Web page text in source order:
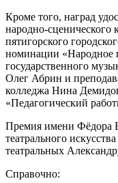
Кроме того, наград
народно-сценического
пятигорского
номинации «Народное
государственного
Олег Абрин и
колледжа Нина
«Педагогический
Премия имени Фёдора
театрального
театральных
Справочно: